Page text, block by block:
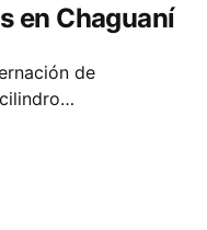
en Chaguaní
de